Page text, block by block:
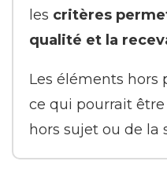
les critères
qualité et la
Les éléments
ce qui pourrait
hors sujet ou de la